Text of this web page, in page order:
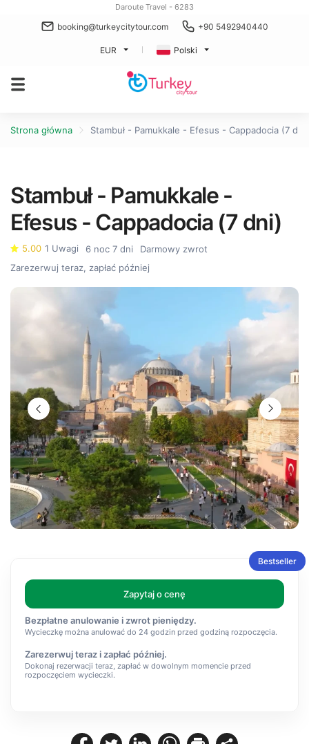
Daroute Travel - 6283
booking@turkeycitytour.com +90 5492940440
EUR Polski
Strona główna Stambuł - Pamukkale - Efesus - Cappadocia (7 dni)
Stambuł - Pamukkale -
Efesus - Cappadocia (7 dni)
5.00 1 Uwagi 6 noc 7 dni
Darmowy zwrot
Zarezerwuj teraz, zapłać później
Bestseller
Zapytaj o cenę
Bezpłatne anulowanie i zwrot pieniędzy.
Wycieczkę można anulować do 24 godzin przed godziną rozpoczęcia.
Zarezerwuj teraz i zapłać później.
Dokonaj rezerwacji teraz, zapłać w dowolnym momencie przed
rozpoczęciem wycieczki.